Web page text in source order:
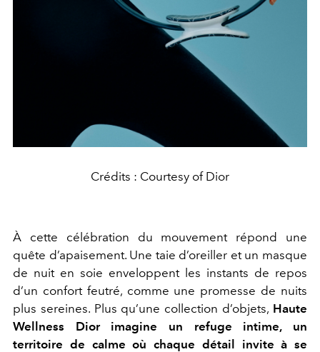
Crédits : Courtesy of Dior
À cette célébration du mouvement répond une
quête d’apaisement. Une taie d’oreiller et un masque
de nuit en soie enveloppent les instants de repos
d’un confort feutré, comme une promesse de nuits
plus sereines. Plus qu’une collection d’objets, Haute
Wellness Dior imagine un refuge intime, un
territoire de calme où chaque détail invite à se